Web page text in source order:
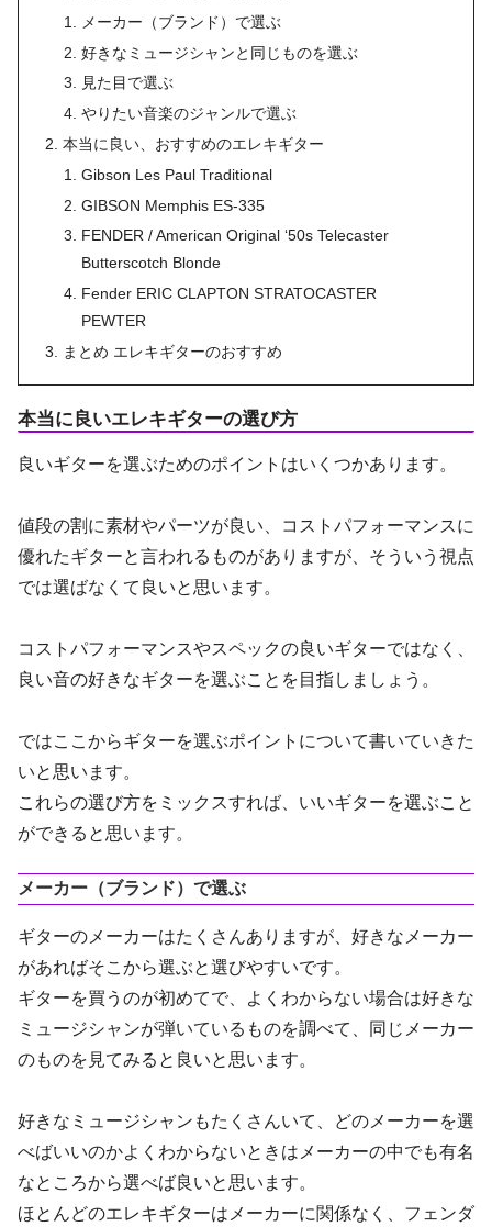
メーカー（ブランド）で選ぶ
好きなミュージシャンと同じものを選ぶ
見た目で選ぶ
やりたい音楽のジャンルで選ぶ
本当に良い、おすすめのエレキギター
Gibson Les Paul Traditional
GIBSON Memphis ES-335
FENDER / American Original ‘50s Telecaster
Butterscotch Blonde
Fender ERIC CLAPTON STRATOCASTER
PEWTER
まとめ エレキギターのおすすめ
本当に良いエレキギターの選び方
良いギターを選ぶためのポイントはいくつかあります。
値段の割に素材やパーツが良い、コストパフォーマンスに
優れたギターと言われるものがありますが、そういう視点
では選ばなくて良いと思います。
コストパフォーマンスやスペックの良いギターではなく、
良い音の好きなギターを選ぶことを目指しましょう。
ではここからギターを選ぶポイントについて書いていきた
いと思います。
これらの選び方をミックスすれば、いいギターを選ぶこと
ができると思います。
メーカー（ブランド）で選ぶ
ギターのメーカーはたくさんありますが、好きなメーカー
があればそこから選ぶと選びやすいです。
ギターを買うのが初めてで、よくわからない場合は好きな
ミュージシャンが弾いているものを調べて、同じメーカー
のものを見てみると良いと思います。
好きなミュージシャンもたくさんいて、どのメーカーを選
べばいいのかよくわからないときはメーカーの中でも有名
なところから選べば良いと思います。
ほとんどのエレキギターはメーカーに関係なく、フェンダ